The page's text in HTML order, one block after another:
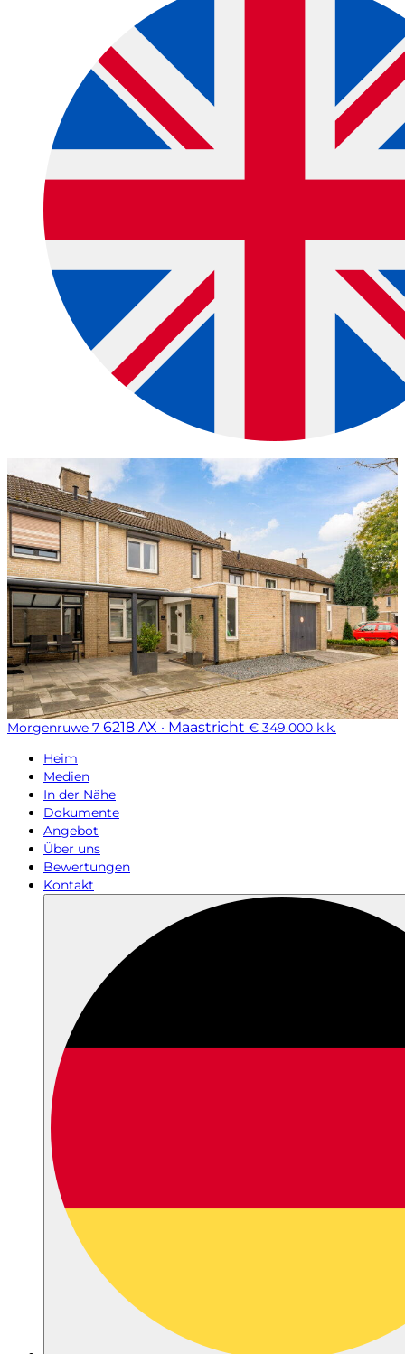
Morgenruwe 7 6218 AX · Maastricht € 349.000 k.k.
Heim
Medien
In der Nähe
Dokumente
Angebot
Über uns
Bewertungen
Kontakt